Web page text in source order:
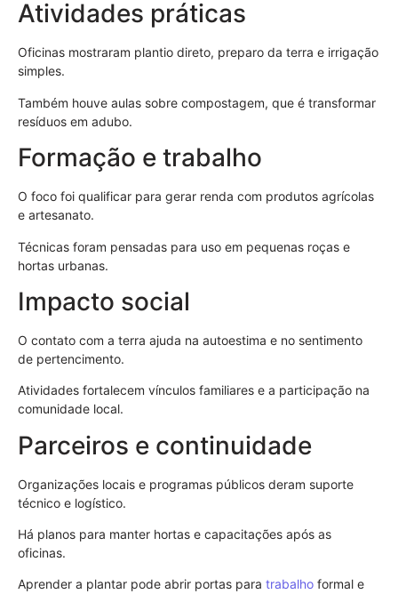
Atividades práticas
Oficinas mostraram plantio direto, preparo da terra e irrigação
simples.
Também houve aulas sobre compostagem, que é transformar
resíduos em adubo.
Formação e trabalho
O foco foi qualificar para gerar renda com produtos agrícolas
e artesanato.
Técnicas foram pensadas para uso em pequenas roças e
hortas urbanas.
Impacto social
O contato com a terra ajuda na autoestima e no sentimento
de pertencimento.
Atividades fortalecem vínculos familiares e a participação na
comunidade local.
Parceiros e continuidade
Organizações locais e programas públicos deram suporte
técnico e logístico.
Há planos para manter hortas e capacitações após as
oficinas.
Aprender a plantar pode abrir portas para trabalho formal e